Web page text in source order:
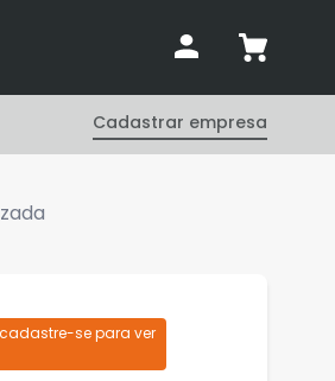
Cadastrar empresa
se para ver